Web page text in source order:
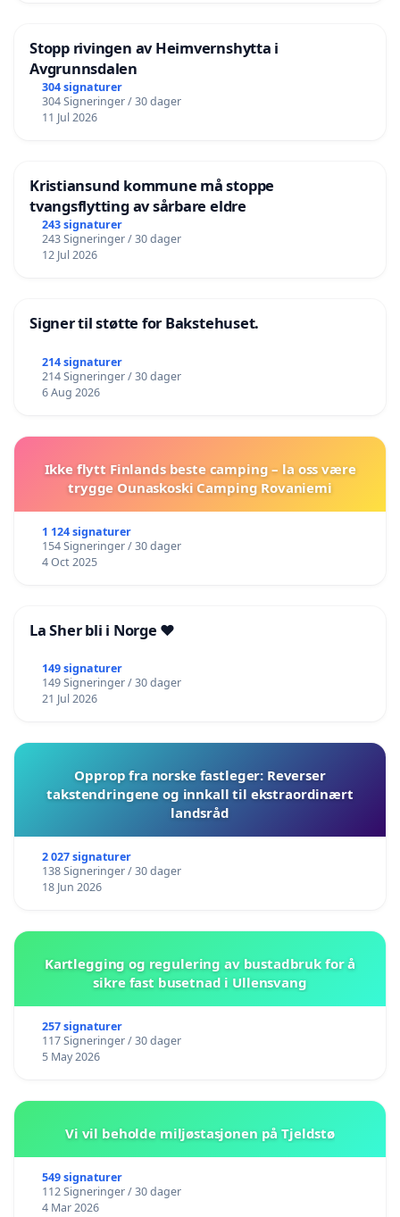
Stopp rivingen av Heimvernshytta i
Avgrunnsdalen
304 signaturer
304 Signeringer / 30 dager
11 Jul 2026
Kristiansund kommune må stoppe
tvangsflytting av sårbare eldre
243 signaturer
243 Signeringer / 30 dager
12 Jul 2026
Signer til støtte for Bakstehuset.
214 signaturer
214 Signeringer / 30 dager
6 Aug 2026
Ikke flytt Finlands beste camping – la oss være
trygge Ounaskoski Camping Rovaniemi
1 124 signaturer
154 Signeringer / 30 dager
4 Oct 2025
La Sher bli i Norge ❤️
149 signaturer
149 Signeringer / 30 dager
21 Jul 2026
Opprop fra norske fastleger: Reverser
takstendringene og innkall til ekstraordinært
landsråd
2 027 signaturer
138 Signeringer / 30 dager
18 Jun 2026
Kartlegging og regulering av bustadbruk for å
sikre fast busetnad i Ullensvang
257 signaturer
117 Signeringer / 30 dager
5 May 2026
Vi vil beholde miljøstasjonen på Tjeldstø
549 signaturer
112 Signeringer / 30 dager
4 Mar 2026